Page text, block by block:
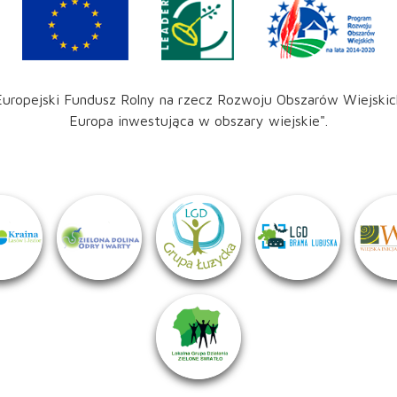
Fundusz Rolny na rzecz Rozwoju Obszarów
Europa inwestująca w obszary wiejskie".